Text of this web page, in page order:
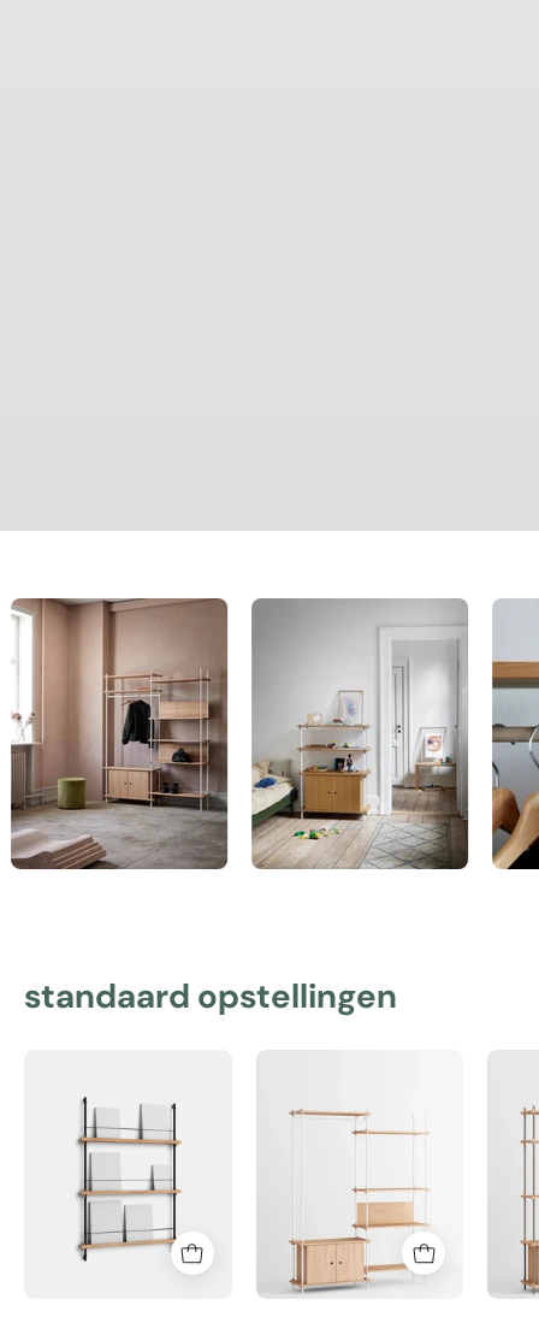
standaard opstellingen
–
MS.115.1
–